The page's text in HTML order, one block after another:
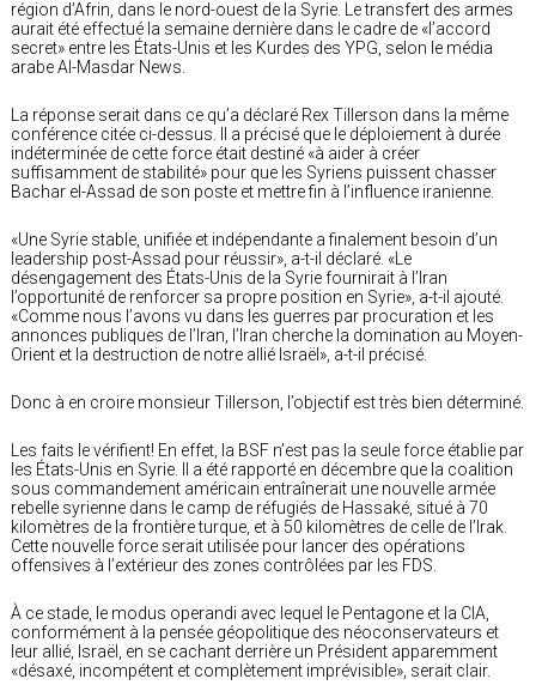
région d’Afrin, dans le nord-ouest de la Syrie. Le transfert des armes
aurait été effectué la semaine dernière dans le cadre de «l’accord
secret» entre les États-Unis et les Kurdes des YPG, selon le média
arabe Al-Masdar News.
La réponse serait dans ce qu’a déclaré Rex Tillerson dans la même
conférence citée ci-dessus. Il a précisé que le déploiement à durée
indéterminée de cette force était destiné «à aider à créer
suffisamment de stabilité» pour que les Syriens puissent chasser
Bachar el-Assad de son poste et mettre fin à l’influence iranienne.
«Une Syrie stable, unifiée et indépendante a finalement besoin d’un
leadership post-Assad pour réussir», a-t-il déclaré. «Le
désengagement des États-Unis de la Syrie fournirait à l’Iran
l’opportunité de renforcer sa propre position en Syrie», a-t-il ajouté.
«Comme nous l’avons vu dans les guerres par procuration et les
annonces publiques de l’Iran, l’Iran cherche la domination au Moyen-
Orient et la destruction de notre allié Israël», a-t-il précisé.
Donc à en croire monsieur Tillerson, l’objectif est très bien déterminé.
Les faits le vérifient! En effet, la BSF n’est pas la seule force établie par
les États-Unis en Syrie. Il a été rapporté en décembre que la coalition
sous commandement américain entraînerait une nouvelle armée
rebelle syrienne dans le camp de réfugiés de Hassaké, situé à 70
kilomètres de la frontière turque, et à 50 kilomètres de celle de l’Irak.
Cette nouvelle force serait utilisée pour lancer des opérations
offensives à l’extérieur des zones contrôlées par les FDS.
À ce stade, le modus operandi avec lequel le Pentagone et la CIA,
conformément à la pensée géopolitique des néoconservateurs et
leur allié, Israël, en se cachant derrière un Président apparemment
«désaxé, incompétent et complètement imprévisible», serait clair.